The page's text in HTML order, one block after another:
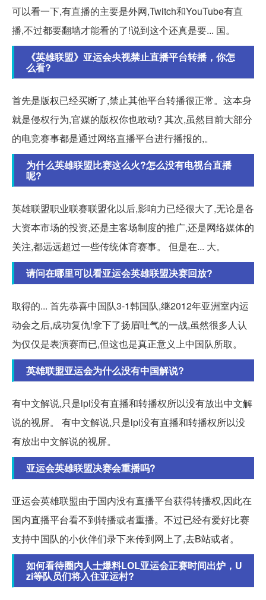
可以看一下,有直播的主要是外网,Twitch和YouTube有直
播,不过都要翻墙才能看的了!说到这个还真是要... 国。
《英雄联盟》亚运会央视禁止直播平台转播，你怎
么看?
首先是版权已经买断了,禁止其他平台转播很正常。这本身
就是侵权行为,官媒的版权你也敢动? 其次,虽然目前大部分
的电竞赛事都是通过网络直播平台进行播报的,。
为什么英雄联盟比赛这么火?怎么没有电视台直播
呢?
英雄联盟职业联赛联盟化以后,影响力已经很大了,无论是各
大资本市场的投资,还是主客场制度的推广,还是网络媒体的
关注,都远远超过一些传统体育赛事。 但是在... 大。
请问在哪里可以看亚运会英雄联盟决赛回放?
取得的... 首先恭喜中国队3-1韩国队,继2012年亚洲室内运
动会之后,成功复仇!拿下了扬眉吐气的一战,虽然很多人认
为仅仅是表演赛而已,但这也是真正意义上中国队所取。
英雄联盟亚运会为什么没有中国解说?
有中文解说,只是lpl没有直播和转播权所以没有放出中文解
说的视屏。 有中文解说,只是lpl没有直播和转播权所以没
有放出中文解说的视屏。
亚运会英雄联盟决赛会重播吗?
亚运会英雄联盟由于国内没有直播平台获得转播权,因此在
国内直播平台看不到转播或者重播。不过已经有爱好比赛
支持中国队的小伙伴们录下来传到网上了,去B站或者。
如何看待圈内人士爆料LOL亚运会正赛时间出炉，U
zi等队员们将入住亚运村?